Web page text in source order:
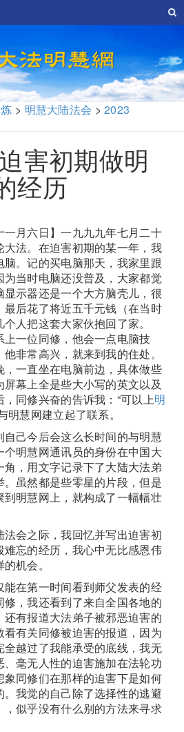
> 明慧大陆法会 >2023
害初期做明
经历
一月六日】一九九九年七月二十
大法。在迫害初期的某一年，我
。记的买电脑那天，我家里跟
当时电脑还没普及，大家都觉
示器还是一个大方脑壳儿，很
后花了将近五千元钱（在当时
人把这套大家伙抱回了家。
一位同修，他会一点电脑技
非常高兴，就来到我的住处。
一直坐在电脑前边，具体做些
幕上全是些大小写的英文以及
同修兴奋的告诉我：“可以上明
明慧网建立起了联系。
己今后会这么长时间的与明慧
明慧网通讯员的身份在中国大
，用文字记录下了大陆大法弟
虽然都是些零星的片段，但是
明慧网上，就构成了一幅幅壮
会之际，我回忆并写出迫害初
忘的经历，我心中无比感恩伟
机会。
在第一时间看到师父发表的经
，我还看到了来自全国各地的
有报道大法弟子被邪恶迫害的
有关同修被迫害的报道，因为
越过了我能承受的底线，我无
毫无人性的迫害施加在法轮功
同修们在那样的迫害下是如何
我觉的自己除了选择性的逃避
似乎没有什么别的方法来寻求